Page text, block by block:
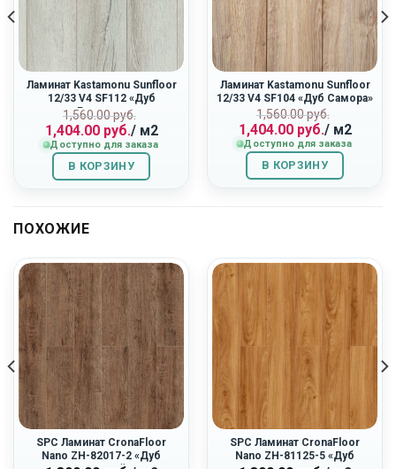
Ламинат Kastamonu Sunfloor
12/33 V4 SF112 «Дуб
Ривьера»
1,560.00руб.
Первоначальная
цена
составляла
1,560.00
руб..
1,404.00руб.
Текущая
цена:
1,404.00
руб..
/ м2
Доступно для заказа
В КОРЗИНУ
Ламинат Kastamonu Sunfloor
12/33 V4 SF104 «Дуб Самора»
1,560.00руб.
цена
составляла
1,560.00
руб..
1,404.00руб.
Текущая
цена:
1,404.00
руб..
/ м2
Доступно для заказа
В КОРЗИНУ
ПОХОЖИЕ
SPC Ламинат CronaFloor
Nano ZH-82017-2 «Дуб
SPC Ламинат CronaFloor
Nano ZH-81125-5 «Дуб